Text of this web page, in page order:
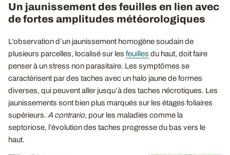
Un jaunissement des feuilles en lien avec
de fortes amplitudes météorologiques
L’observation d’un jaunissement homogène soudain de
plusieurs parcelles, localisé sur les feuilles du haut, doit faire
penser à un stress non parasitaire. Les symptômes se
caractérisent par des taches avec un halo jaune de formes
diverses, qui peuvent aller jusqu’à des taches nécrotiques. Les
jaunissements sont bien plus marqués sur les étages foliaires
supérieurs. A contrario, pour les maladies comme la
septoriose, l’évolution des taches progresse du bas vers le
haut.